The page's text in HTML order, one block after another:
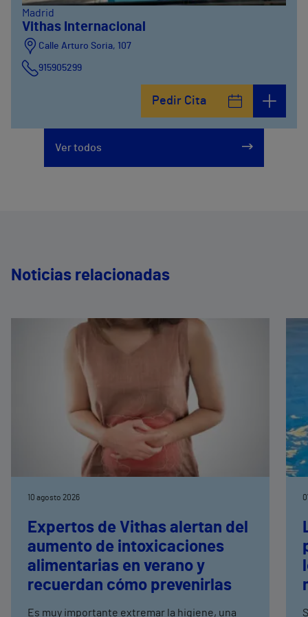
Madrid
Vithas Internacional
Calle Arturo Soria, 107
915905299
Pedir Cita
Ver todos
Noticias relacionadas
10 agosto 2026
Expertos de Vithas alertan del
aumento de intoxicaciones
alimentarias en verano y
recuerdan cómo prevenirlas
Es muy importante extremar la higiene, una